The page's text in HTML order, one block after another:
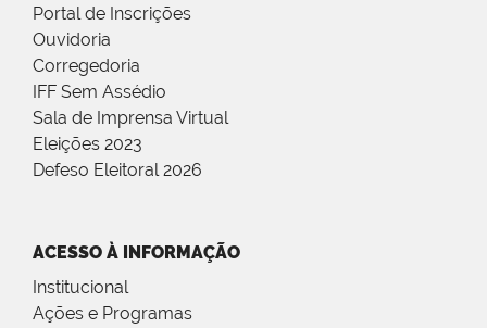
Portal de Inscrições
Ouvidoria
Corregedoria
IFF Sem Assédio
Sala de Imprensa Virtual
Eleições 2023
Defeso Eleitoral 2026
ACESSO À INFORMAÇÃO
Institucional
Ações e Programas